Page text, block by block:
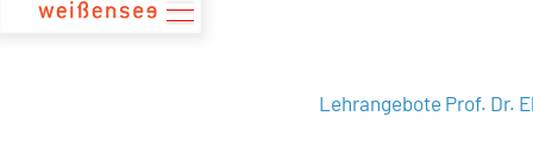
Lehrangebote Prof. Dr.